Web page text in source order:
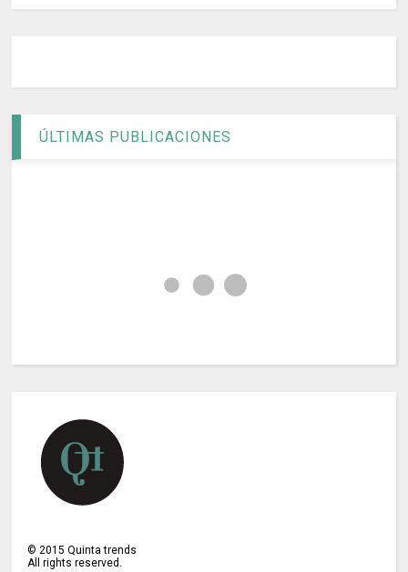
ÚLTIMAS PUBLICACIONES
© 2015 Quinta trends
All rights reserved.